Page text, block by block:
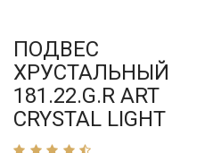
ПОДВЕС
ХРУСТАЛЬНЫЙ
181.22.G.R ART
CRYSTAL LIGHT